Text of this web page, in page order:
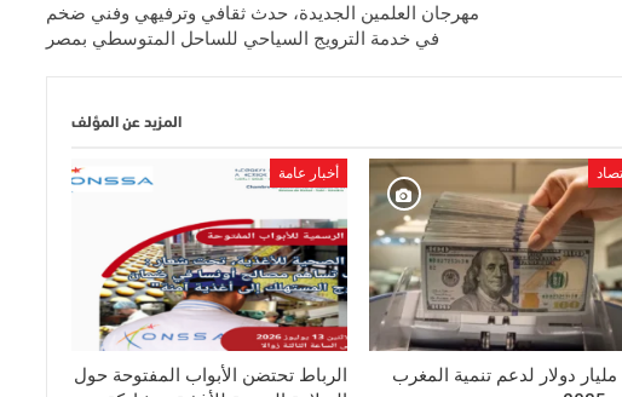
مهرجان العلمين الجديدة، حدث ثقافي وترفيهي وفني ضخم
في خدمة الترويج السياحي للساحل المتوسطي بمصر
المزيد عن المؤلف
15 مليار دولار لدعم تنمية المغرب
أخبار عامة
الرباط تحتضن الأبواب المفتوحة حول